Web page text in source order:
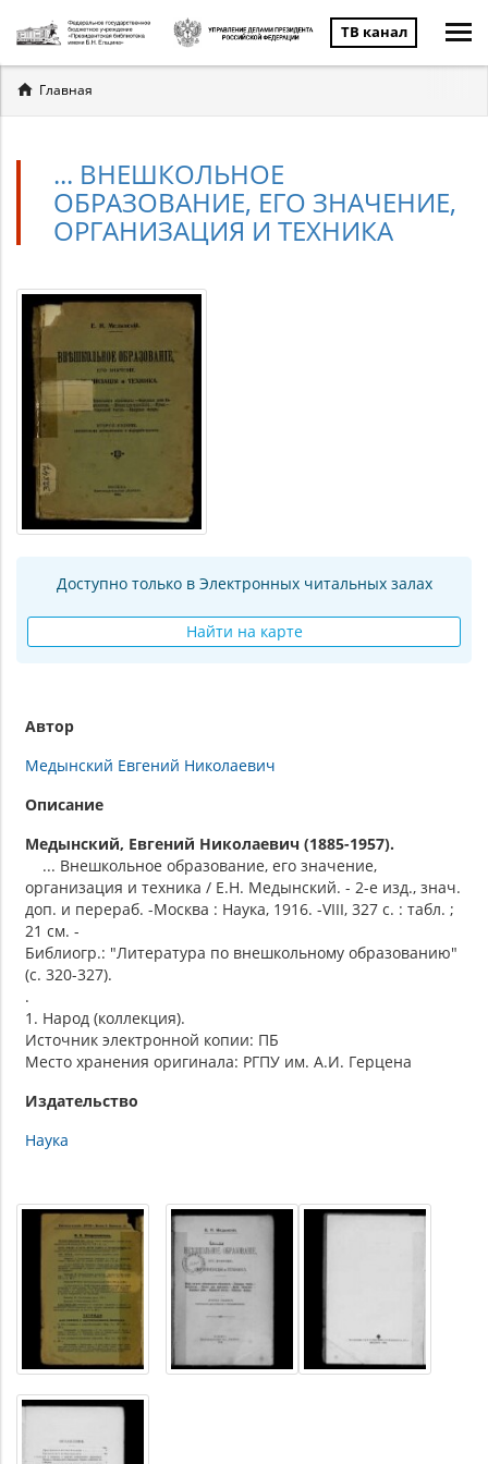
ТВ канал
Вы
здесь
Главная
... ВНЕШКОЛЬНОЕ
ОБРАЗОВАНИЕ, ЕГО ЗНАЧЕНИЕ,
ОРГАНИЗАЦИЯ И ТЕХНИКА
Доступно только в Электронных читальных залах
Найти на карте
Автор
Медынский Евгений Николаевич
Описание
Медынский, Евгений Николаевич (1885-1957).
... Внешкольное образование, его значение,
организация и техника / Е.Н. Медынский. - 2-е изд., знач.
доп. и перераб. -Москва : Наука, 1916. -VIII, 327 с. : табл. ;
21 см. -
Библиогр.: "Литература по внешкольному образованию"
(с. 320-327).
.
1. Народ (коллекция).
Источник электронной копии: ПБ
Место хранения оригинала: РГПУ им. А.И. Герцена
Издательство
Наука